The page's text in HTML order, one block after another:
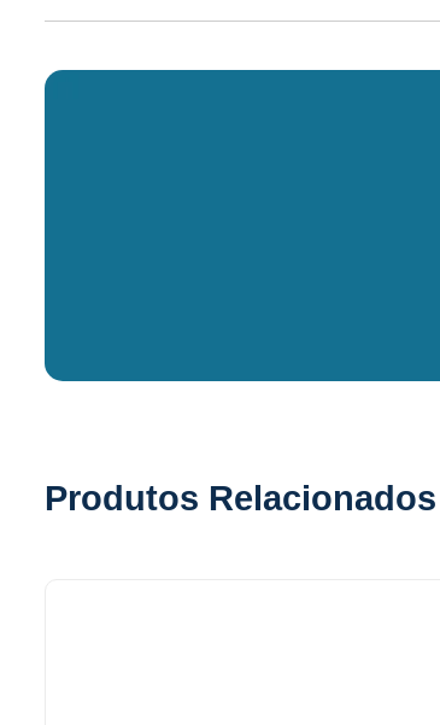
Produtos Relacionados